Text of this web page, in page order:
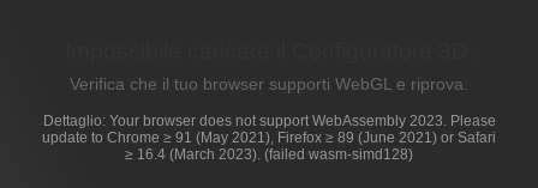
Verifica che il tuo browser supporti WebGL e riprova.
Dettaglio: Your browser does not support WebAssembly 2023. Please
update to Chrome ≥ 91 (May 2021), Firefox ≥ 89 (June 2021) or Safari
≥ 16.4 (March 2023). (failed wasm-simd128)